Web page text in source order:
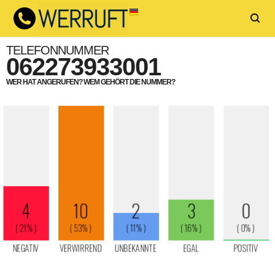
TELEFONNUMMER
062273933001
WER HAT ANGERUFEN? WEM GEHÖRT DIE NUMMER?